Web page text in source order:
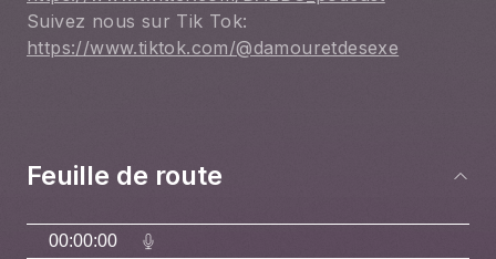
Suivez nous sur Tik Tok:
https://www.tiktok.com/@damouretdesexe
Feuille de route
00:00:00